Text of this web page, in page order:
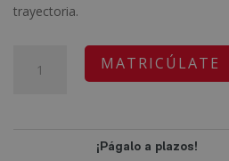
trayectoria.
MATRICÚLATE